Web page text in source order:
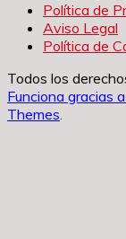
Política de
Aviso Legal
Política de
Todos los
Funciona gracias
Themes.